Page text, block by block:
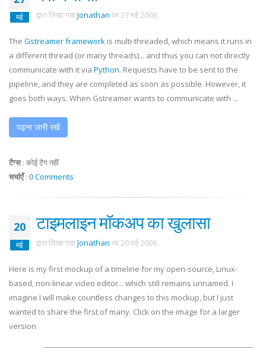
मई द्वारा लिखा गयाJonathan पर27 मई 2008 .
The Gstreamerframework is multi-threaded, which means it runs in
a different thread (or many threads)... and thus you can not directly
communicate with it via Python. Requests have to be sent to the
pipeline, and they are completed as soon as possible. However, it
goes both ways. When Gstreamerwants to communicate with ...
पढ़ना जारी रखें
टैग्स: कोई टैग नहीं
चर्चाएँ: 0 Comments
20
मई
टाइमलाइन मॉकअप का खुलासा
द्वारा लिखा गयाJonathan पर20 मई 2008 .
Here is my first mockup of a timeline for my open-source, Linux-
based, non-linear video editor... which still remains unnamed. I
imagine I will make countless changes to this mockup, but I just
wanted to share the first of many. Click on the image for a larger
version.